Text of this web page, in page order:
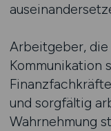
Arbeitgeber, die
Kommunikation
und sorgfältig
Wahrnehmung